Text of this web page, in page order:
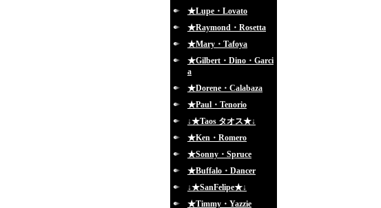
★Lupe・Lovato
★Raymond・Rosetta
★Mary・Tafoya
★Gilbert・Dino・Garci
a
★Dorene・Calabaza
★Paul・Tenorio
↓★Taos タオス★↓
★Ken・Romero
★Sonny・Spruce
★Buffalo・Dancer
↓★SanFelipe★↓
★Timmy・Yazzie